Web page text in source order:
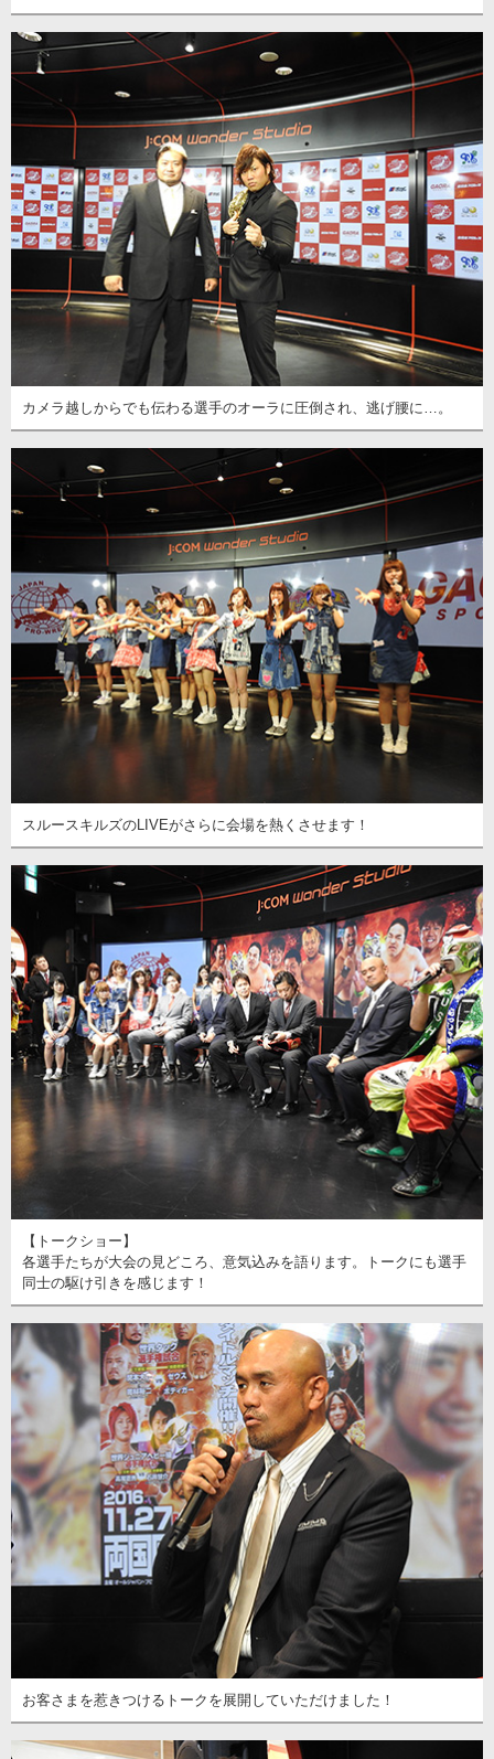
カメラ越しからでも伝わる選手のオーラに圧倒され、逃げ腰に…。
スルースキルズのLIVEがさらに会場を熱くさせます！
【トークショー】
各選手たちが大会の見どころ、意気込みを語ります。トークにも選手
同士の駆け引きを感じます！
お客さまを惹きつけるトークを展開していただけました！